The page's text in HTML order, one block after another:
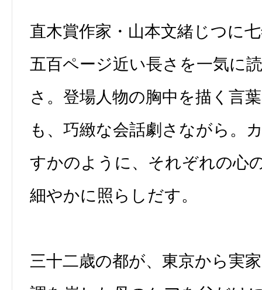
直木賞作家・山本文緒じつに
五百ページ近い長さを一気に
さ。登場人物の胸中を描く言
も、巧緻な会話劇さながら。
すかのように、それぞれの心
細やかに照らしだす。
三十二歳の都が、東京から実